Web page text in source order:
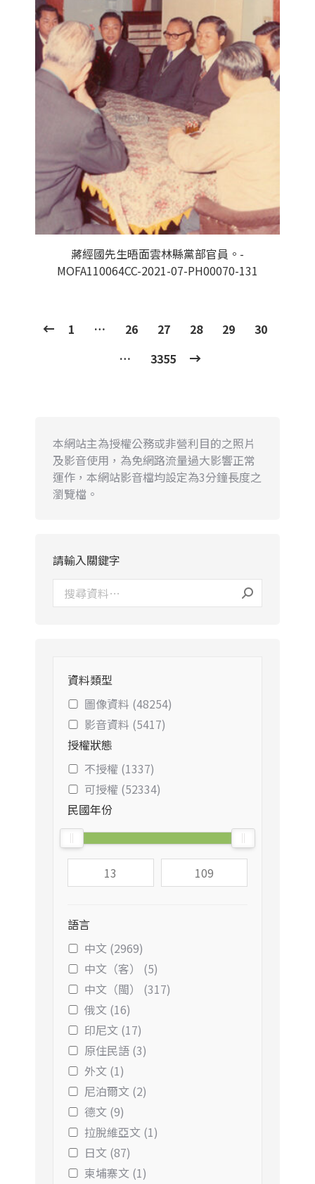
蔣經國先生晤面雲林縣黨部官員。-
MOFA110064CC-2021-07-PH00070-131
1 … 26 27 28 29
30
…
3355
本網站主為授權公務或非營利目的之照片
及影音使用，為免網路流量過大影響正常
運作，本網站影音檔均設定為3分鐘長度之
瀏覽檔。
請輸入關鍵字
資料類型
圖像資料 (48254)
影音資料 (5417)
授權狀態
不授權 (1337)
可授權 (52334)
民國年份
語言
中文 (2969)
中文（客） (5)
中文（閩） (317)
俄文 (16)
印尼文 (17)
原住民語 (3)
外文 (1)
尼泊爾文 (2)
德文 (9)
拉脫維亞文 (1)
日文 (87)
柬埔寨文 (1)